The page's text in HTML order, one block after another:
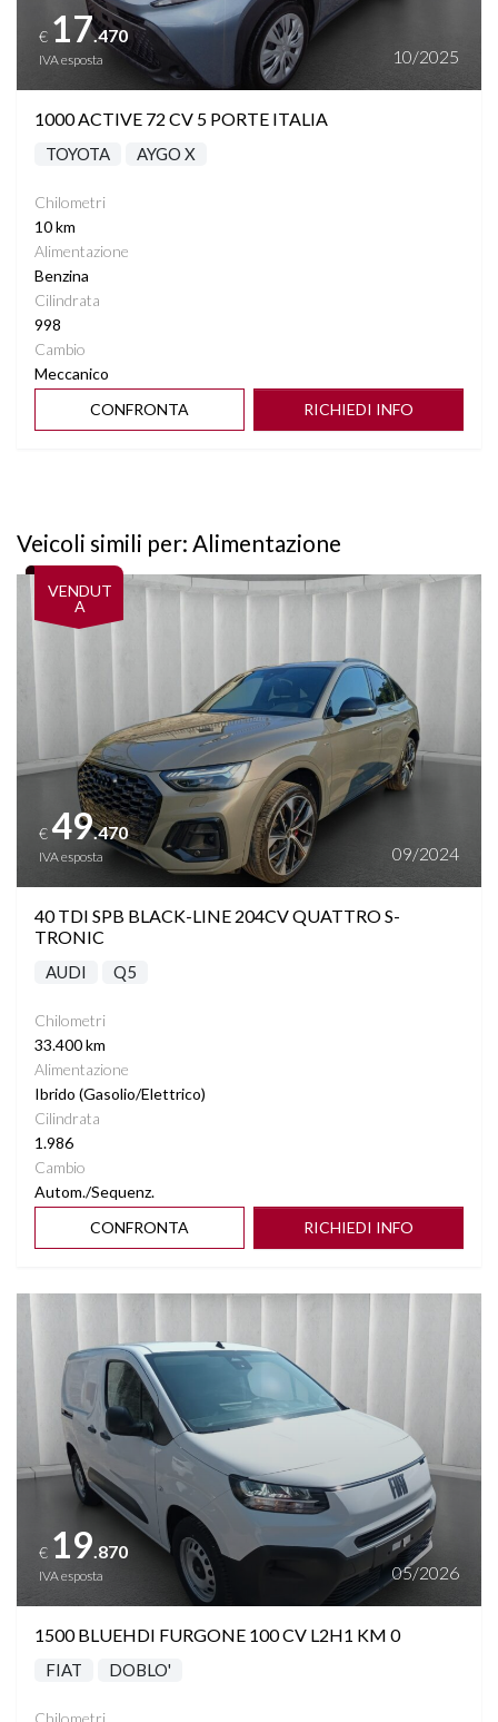
€ 17.470
IVA esposta 10/2025
1000 ACTIVE 72 CV 5 PORTE ITALIA
TOYOTA AYGO X
Chilometri
10 km
Alimentazione
Benzina
Cilindrata
998
Cambio
Meccanico
CONFRONTA
RICHIEDI INFO
Veicoli simili per: Alimentazione
VENDUT
A
Vedi dettagli
€49.470
IVA esposta 09/2024
40 TDI SPB BLACK-LINE 204CV QUATTRO S-
TRONIC
AUDI Q5
Chilometri
33.400 km
Alimentazione
Ibrido (Gasolio/Elettrico)
Cilindrata
1.986
Cambio
Autom./Sequenz.
CONFRONTA
RICHIEDI INFO
Vedi dettagli
€ 19.870
IVA esposta 05/2026
1500 BLUEHDI FURGONE 100 CV L2H1 KM 0
FIAT DOBLO'